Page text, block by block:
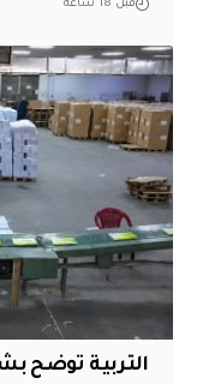
قبل 18 ساعة
التربية توضح